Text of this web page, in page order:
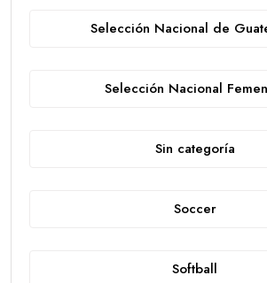
Selección Nacional de
Selección Nacional
Sin categoría
Soccer
Softball